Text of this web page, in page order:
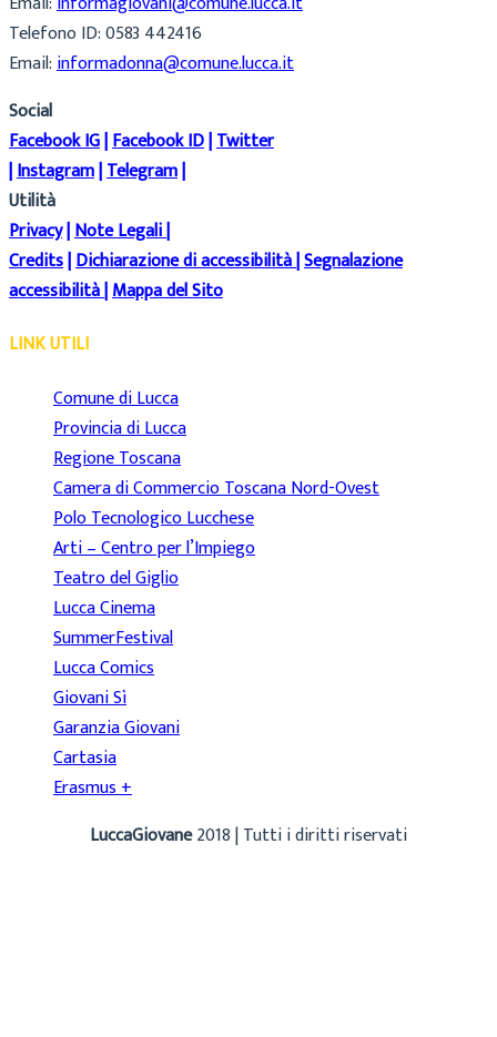
Telefono ID: 0583 442416
Email:informadonna@comune.lucca.it
Social
Facebook IG|Facebook ID|Twitter
|Instagram|Telegram|
Utilità
Privacy|Note Legali|
Credits|Dichiarazione di accessibilità|Segnalazione
accessibilità|Mappa del Sito
LINK UTILI
Comune di Lucca
Provincia di Lucca
Regione Toscana
Camera di Commercio Toscana Nord-Ovest
Polo Tecnologico Lucchese
Arti – Centro per l’Impiego
Teatro del Giglio
Lucca Cinema
SummerFestival
Lucca Comics
Giovani Sì
Garanzia Giovani
Cartasia
Erasmus +
LuccaGiovane2018 | Tutti i diritti riservati